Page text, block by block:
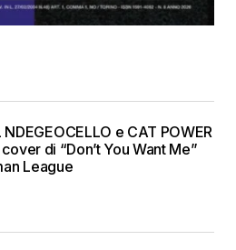
NDEGEOCELLO e CAT POWER
di “Don’t You Want Me”
League